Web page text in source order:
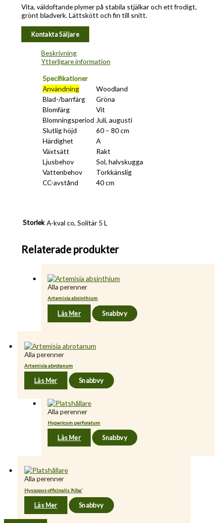
Vita, väldoftande plymer på stabila stjälkar och ett frodigt,
grönt bladverk. Lättskött och fin till snitt.
Kontakta Säljare
Beskrivning
Ytterligare information
Specifikationer
Användning
Woodland
Blad-/barrfärg
Gröna
Blomfärg
Vit
Blomningsperiod Juli, augusti
Slutlig höjd
60 – 80 cm
Härdighet
A
Växtsätt
Rakt
Ljusbehov
Sol, halvskugga
Vattenbehov
Torkkänslig
CC-avstånd
40 cm
Storlek A-kval co, Solitär 5 L
Relaterade produkter
Alla perenner
Artemisia absinthium
Läs Mer Snabbvy
Alla perenner
Artemisia abrotanum
Läs Mer Snabbvy
Alla perenner
Hypericum perforatum
Läs Mer Snabbvy
Alla perenner
Hyssopus officinalis ’Alba’
Läs Mer Snabbvy